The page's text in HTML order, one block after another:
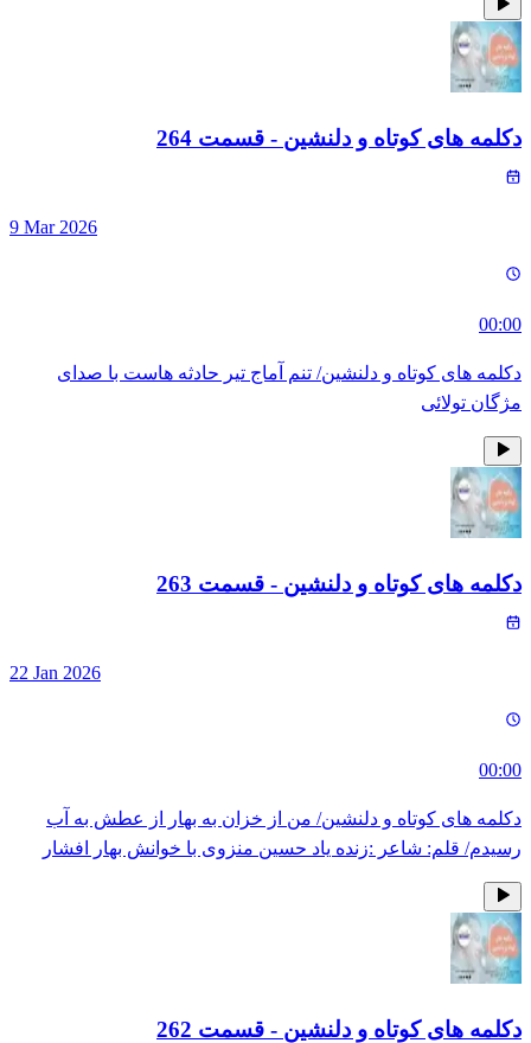
دکلمه های کوتاه و دلنشین - قسمت 264
9 Mar 2026
00:00
دکلمه های کوتاه و دلنشین/ تنم آماج تیر حادثه هاست با صدای
مژگان تولائی
دکلمه های کوتاه و دلنشین - قسمت 263
22 Jan 2026
00:00
دکلمه های کوتاه و دلنشین/ من از خزان به بهار از عطش به آب
رسیدم/ قلم: شاعر :زنده یاد حسین منزوی با خوانش بهار افشار
دکلمه های کوتاه و دلنشین - قسمت 262